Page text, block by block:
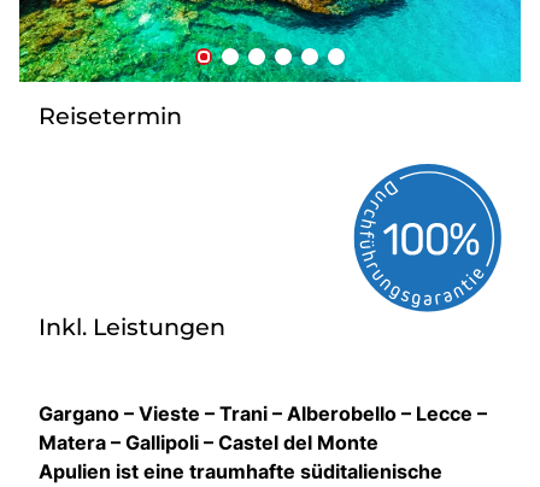
Reisetermin
Inkl. Leistungen
Gargano – Vieste – Trani – Alberobello – Lecce –
Matera – Gallipoli – Castel del Monte
Apulien ist eine traumhafte süditalienische